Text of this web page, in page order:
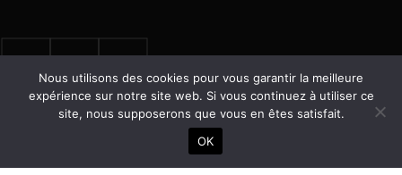
AJOUTER AU PANIER
© 2025 Tasneem Couture & Beauté. Tous droits réservés. | Site
développé avec ❤️ parDot Vertex
Nous utilisons des cookies pour vous garantir la meilleure
expérience sur notre site web. Si vous continuez à utiliser ce
site, nous supposerons que vous en êtes satisfait.
OK